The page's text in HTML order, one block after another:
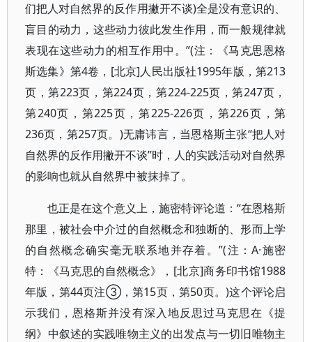
们把人对自然界的反作用撇开不谈)全是没有意识的、
盲目的动力，这些动力彼此发生作用，而一般规律就
表现在这些动力的相互作用中。”(注：《马克思恩格
斯选集》第4卷，[北京]人民出版社1995年版，第213
页，第223页，第224页，第224-225页，第247页，
第240页，第225页，第225-226页，第226页，第
236页，第257页。)无庸讳言，当恩格斯主张“把人对
自然界的反作用撇开不谈”时，人的实践活动对自然界
的影响也就从自然界中被抹掉了。
也正是在这个意义上，施密特评论道：“在恩格斯
那里，被社会中介过的自然概念和独断的、形而上学
的自然概念确实毫无联系地并存着。”(注：A·施密
特：《马克思的自然概念》，[北京]商务印书馆1988
年版，第44页注③，第15页，第50页。)这个评论启
示我们，恩格斯并没有深入地反思过马克思在《提
纲》中叙述的实践唯物主义的出发点与一切旧唯物主